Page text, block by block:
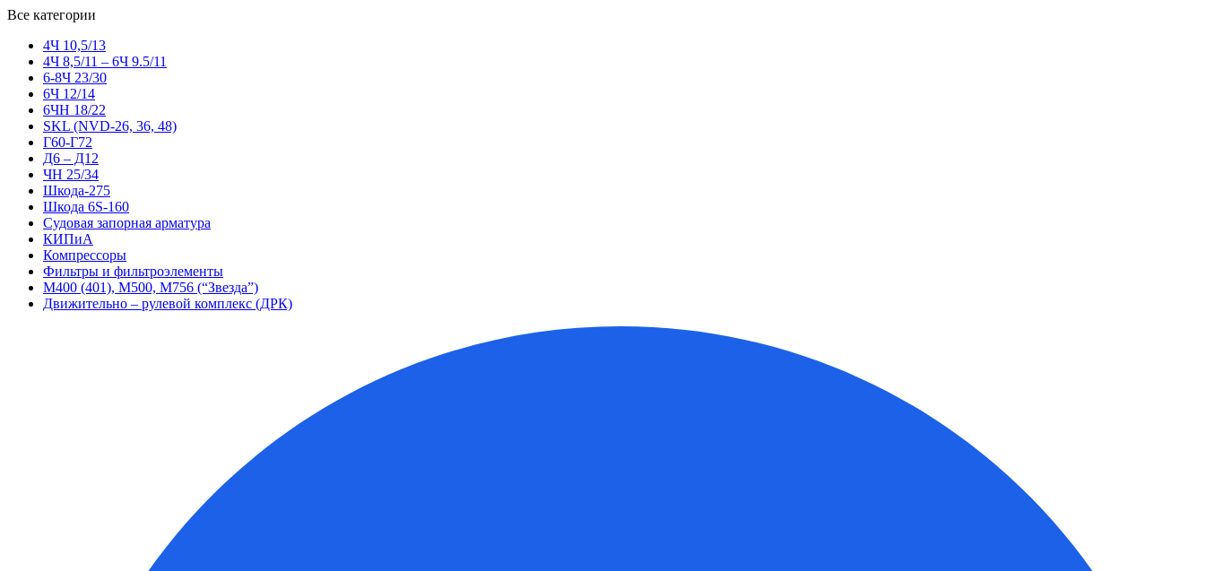
Все категории
4Ч 10,5/13
4Ч 8,5/11 – 6Ч 9.5/11
6-8Ч 23/30
6Ч 12/14
6ЧН 18/22
SKL (NVD-26, 36, 48)
Г60-Г72
Д6 – Д12
ЧН 25/34
Шкода-275
Шкода 6S-160
Судовая запорная арматура
КИПиА
Компрессоры
Фильтры и фильтроэлементы
М400 (401), М500, М756 (“Звезда”)
Движительно – рулевой комплекс (ДРК)